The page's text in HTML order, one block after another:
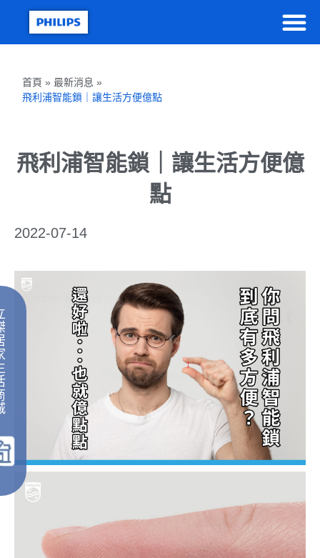
首頁 » 最新消息 »
飛利浦智能鎖｜讓生活方便億點
飛利浦智能鎖｜讓生活方便億
點
2022-07-14